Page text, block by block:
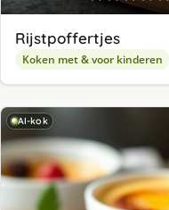
Rijstpoffertjes
Koken met & voor kinderen
AI-kok